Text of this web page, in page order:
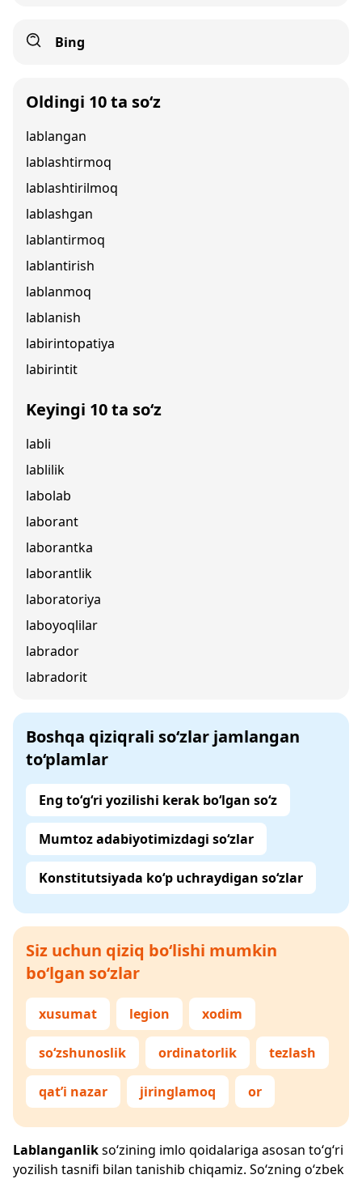
Bing
Oldingi 10 ta so‘z
lablangan
lablashtirmoq
lablashtirilmoq
lablashgan
lablantirmoq
lablantirish
lablanmoq
lablanish
labirintopatiya
labirintit
Keyingi 10 ta so‘z
labli
lablilik
labolab
laborant
laborantka
laborantlik
laboratoriya
laboyoqlilar
labrador
labradorit
Boshqa qiziqrali so‘zlar jamlangan
to‘plamlar
Eng to‘g‘ri yozilishi kerak bo‘lgan so‘z
Mumtoz adabiyotimizdagi so‘zlar
Konstitutsiyada ko‘p uchraydigan so‘zlar
Siz uchun qiziq bo‘lishi mumkin
bo‘lgan so‘zlar
xusumat legion xodim
so‘zshunoslik ordinatorlik tezlash
qat’i nazar jiringlamoq or
Lablanganlikso‘zining imlo qoidalariga asosan to‘g‘ri
yozilish tasnifi bilan tanishib chiqamiz. So‘zning o‘zbek